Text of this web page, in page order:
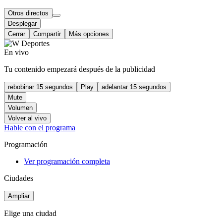
Otros directos
Desplegar
Cerrar
Compartir Más opciones
En vivo
Tu contenido empezará después de la publicidad
rebobinar 15 segundos Play
adelantar 15 segundos
Mute
Volumen
Volver al vivo
Hable con el programa
Programación
Ver programación completa
Ciudades
Ampliar
Elige una ciudad